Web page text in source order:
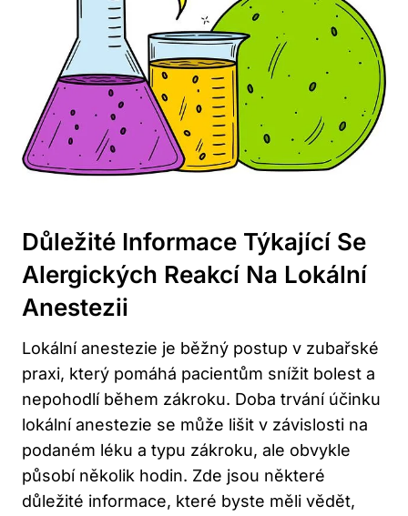
Důležité Informace Týkající Se
Alergických Reakcí Na Lokální
Anestezii
Lokální anestezie je běžný postup v zubařské
praxi, který pomáhá pacientům snížit bolest a
nepohodlí během zákroku. Doba trvání účinku
lokální anestezie se může lišit v závislosti na
podaném léku a typu zákroku, ale obvykle
působí několik hodin. Zde jsou některé
důležité informace, které byste měli vědět,